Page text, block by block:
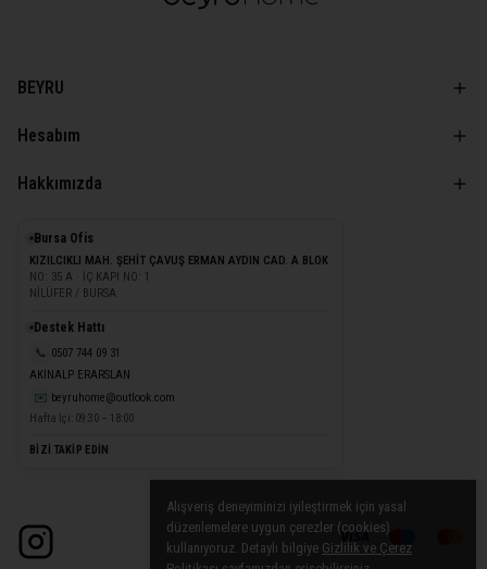
Alışveriş deneyiminizi iyileştirmek için yasal
düzenlemelere uygun çerezler (cookies)
kullanıyoruz. Detaylı bilgiye Gizlilik ve Çerez
BEYRU
Hesabım
Hakkımızda
Bursa Ofis
KIZILCIKLI MAH. ŞEHİT ÇAVUŞ ERMAN AYDIN CAD. A BLOK
NO: 35 A · İÇ KAPI NO: 1
NİLÜFER / BURSA
Destek Hattı
📞 0507 744 09 31
AKINALP ERARSLAN
✉️ beyruhome@outlook.com
Hafta İçi: 09:30 – 18:00
BİZİ TAKİP EDİN